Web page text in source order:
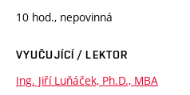
10 hod., nepovinná
VYUČUJÍCÍ / LEKTOR
Ing. Jiří Luňáček, Ph.D., MBA